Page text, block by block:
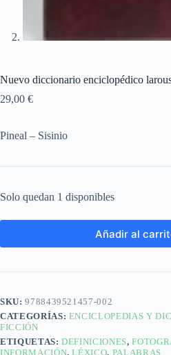
Nuevo diccionario enciclopédico
29,00 €
Pineal – Sisinio
Solo quedan 1 disponibles
Añadir al
SKU:9788439521457-002
CATEGORÍAS: ENCICLOPEDIAS Y
FICCIÓN
ETIQUETAS:DEFINICIONES,
INFORMACIÓN,LÉXICO, PALABRAS